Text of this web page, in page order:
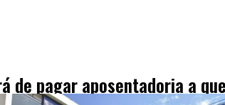
de pagar aposentadoria a